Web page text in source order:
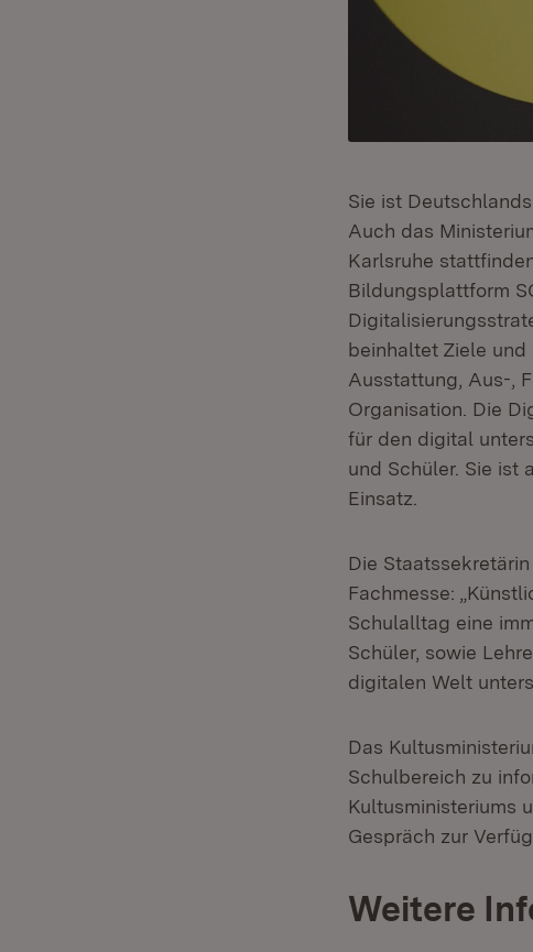
Sie ist
Auch das
Karlsruhe
Bildungsplattform
beinhaltet Ziele
Ausstattung, Aus-,
Organisation. Die
für den digital
und Schüler. Sie ist
Einsatz.
Die
Fachmesse:
Schulalltag eine
Schüler, sowie
digitalen Welt
Das
Schulbereich zu
Kultusministeriums
Gespräch zur
Weitere